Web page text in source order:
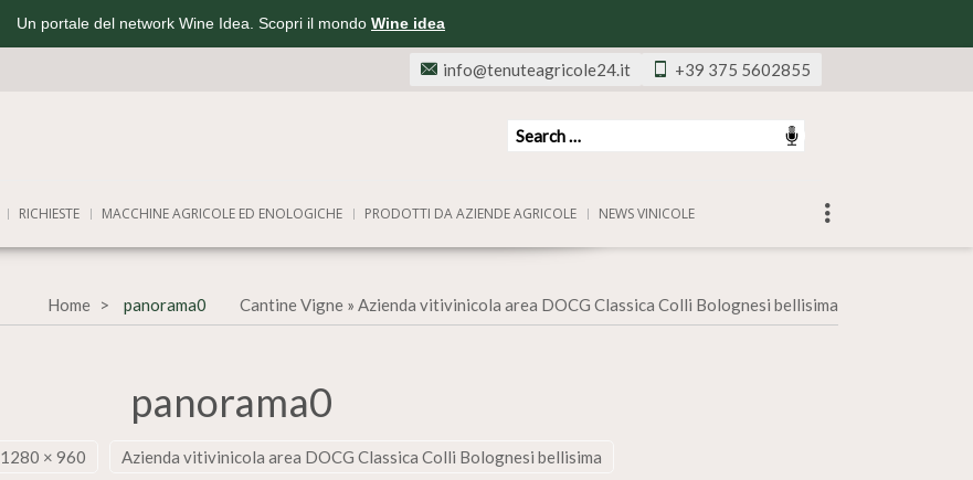
Un portale del network Wine Idea. Scopri il mondo Wine idea
+39 375 5602855
info@tenuteagricole24.it
RICHIESTE MACCHINE AGRICOLE ED ENOLOGICHE PRODOTTI DA AZIENDE AGRICOLE NEWS VINICOLE
Home Cantine Vigne » Azienda vitivinicola area DOCG Classica Colli Bolognesi bellisima
panorama0
panorama0
1280 × 960 Azienda vitivinicola area DOCG Classica Colli Bolognesi bellisima